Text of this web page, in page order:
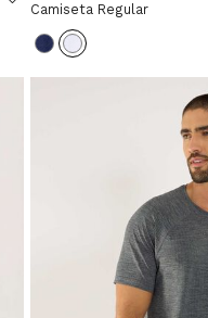
Camiseta Regular